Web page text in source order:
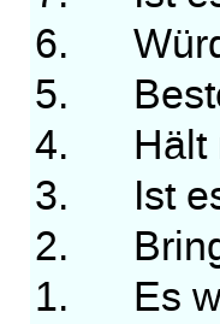
6.
5.
4. Hält
3. Ist es
2. Bringt
1. Es